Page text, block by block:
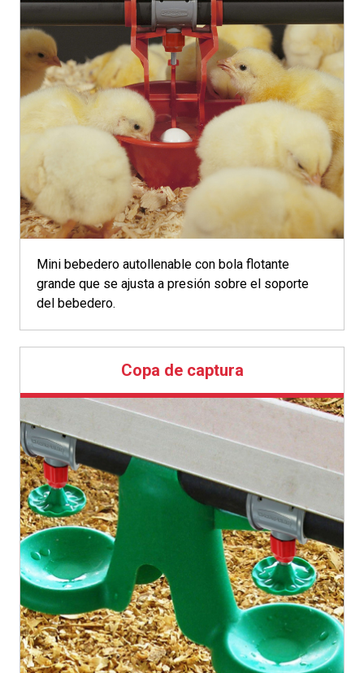
Mini bebedero autollenable con bola flotante
grande que se ajusta a presión sobre el soporte
del bebedero.
Copa de captura